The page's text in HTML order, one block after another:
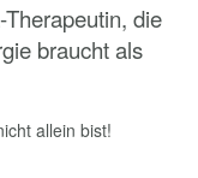
die
braucht als
allein bist!